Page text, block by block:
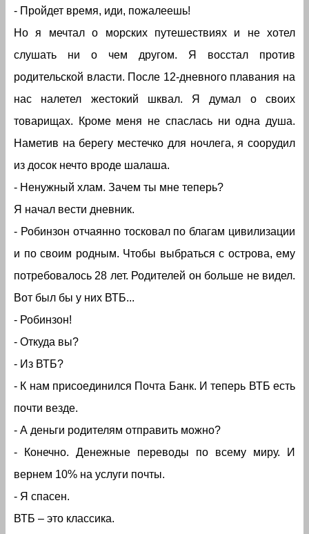
- Пройдет время, иди, пожалеешь!
Но я мечтал о морских путешествиях и не хотел
слушать ни о чем другом. Я восстал против
родительской власти. После 12-дневного плавания на
нас налетел жестокий шквал. Я думал о своих
товарищах. Кроме меня не спаслась ни одна душа.
Наметив на берегу местечко для ночлега, я соорудил
из досок нечто вроде шалаша.
- Ненужный хлам. Зачем ты мне теперь?
Я начал вести дневник.
- Робинзон отчаянно тосковал по благам цивилизации
и по своим родным. Чтобы выбраться с острова, ему
потребовалось 28 лет. Родителей он больше не видел.
Вот был бы у них ВТБ...
- Робинзон!
- Откуда вы?
- Из ВТБ?
- К нам присоединился Почта Банк. И теперь ВТБ есть
почти везде.
- А деньги родителям отправить можно?
- Конечно. Денежные переводы по всему миру. И
вернем 10% на услуги почты.
- Я спасен.
ВТБ – это классика.